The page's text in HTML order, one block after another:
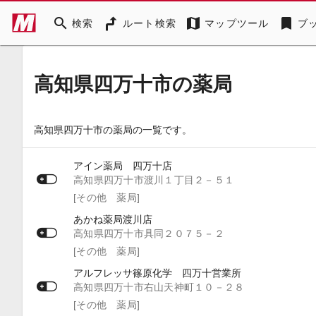
search 検索 ルート検索 map マップツール bookmark ブ
高知県四万十市の薬局
高知県四万十市の薬局の一覧です。
アイン薬局 四万十店
高知県四万十市渡川１丁目２－５１
[その他 薬局]
あかね薬局渡川店
高知県四万十市具同２０７５－２
[その他 薬局]
アルフレッサ篠原化学 四万十営業所
高知県四万十市右山天神町１０－２８
[その他 薬局]